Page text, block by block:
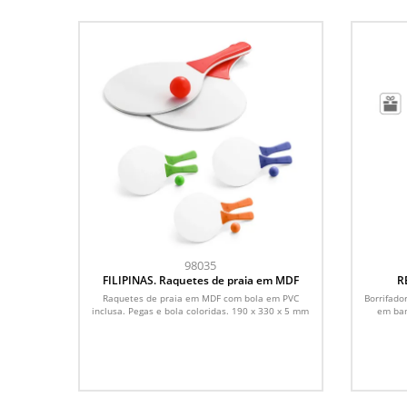
98035
FILIPINAS. Raquetes de praia em MDF
Raquetes de praia em MDF com bola em PVC
inclusa. Pegas e bola coloridas. 190 x 330 x 5 mm
em